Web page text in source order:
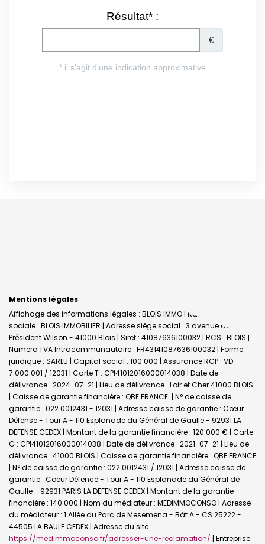
Mentions légales
Affichage des informations légales : BLOIS IMMO | Raison
sociale : BLOIS IMMOBILIER | Adresse siège social : 3 avenue du
Président Wilson - 41000 Blois | Siret : 41087636100032 | RCS : BLOIS |
Numero TVA Intracommunautaire : FR43141087636100032 | Forme
juridique : SARLU | Capital social : 100 000 | Assurance RCP : VD
7.000.001 / 12031 | Carte T : CPI41012016000014038 | Date de
délivrance : 2024-07-21 | Lieu de délivrance : Loir et Cher 41000 BLOIS
| Caisse de garantie financière : QBE FRANCE. | N° de caisse de
garantie : 022 0012431 - 12031 | Adresse caisse de garantie : Cœur
Défense - Tour A - 110 Esplanade du Général de Gaulle - 92931 LA
DEFENSE CEDEX | Montant de la garantie financière : 120 000 € | Carte
G : CPI41012016000014038 | Date de délivrance : 2021-07-21 | Lieu de
délivrance : 41000 BLOIS | Caisse de garantie financière : QBE FRANCE
| N° de caisse de garantie : 022 0012431 / 12031 | Adresse caisse de
garantie : Coeur Défence - Tour A - 110 Esplanade du Général de
Gaulle - 92931 PARIS LA DEFENSE CEDEX | Montant de la garantie
financière : 140 000 | Nom du médiateur : MEDIMMOCONSO | Adresse
du médiateur : 1 Allée du Parc de Mesemena - Bât A - CS 25222 -
44505 LA BAULE CEDEX | Adresse du site :
https://medimmoconso.fr/adresser-une-reclamation/ | Entreprise